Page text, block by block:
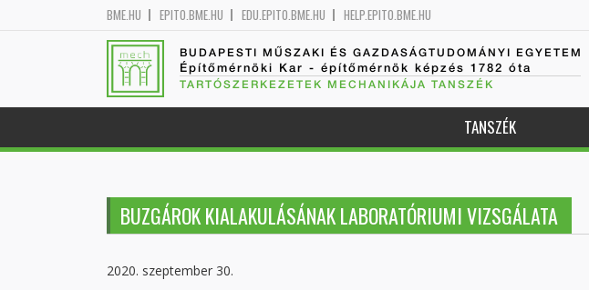
BME.HU EPITO.BME.HU EDU.EPITO.BME.HU HELP.EPITO.BME.HU
BUDAPESTI MŰSZAKI ÉS GAZDASÁGTUDOMÁNYI EGYETEM
Építőmérnöki Kar - építőmérnök képzés 1782 óta
TARTÓSZERKEZETEK MECHANIKÁJA TANSZÉK
TANSZÉK
BUZGÁROK KIALAKULÁSÁNAK LABORATÓRIUMI VIZSGÁLATA
2020. szeptember 30.